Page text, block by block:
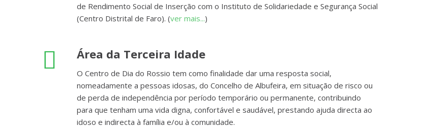
de Rendimento Social de Inserção com o Instituto de Solidariedade e Segurança Social
(Centro Distrital de Faro). (ver mais...)
Área da Terceira Idade
O Centro de Dia do Rossio tem como finalidade dar uma resposta social,
nomeadamente a pessoas idosas, do Concelho de Albufeira, em situação de risco ou
de perda de independência por período temporário ou permanente, contribuindo
para que tenham uma vida digna, confortável e saudável, prestando ajuda directa ao
idoso e indirecta à família e/ou à comunidade.